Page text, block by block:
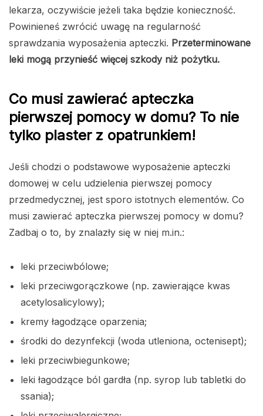
lekarza, oczywiście jeżeli taka będzie konieczność.
Powinieneś zwrócić uwagę na regularność
sprawdzania wyposażenia apteczki. Przeterminowane
leki mogą przynieść więcej szkody niż pożytku.
Co musi zawierać apteczka
pierwszej pomocy w domu? To nie
tylko plaster z opatrunkiem!
Jeśli chodzi o podstawowe wyposażenie apteczki
domowej w celu udzielenia pierwszej pomocy
przedmedycznej, jest sporo istotnych elementów. Co
musi zawierać apteczka pierwszej pomocy w domu?
Zadbaj o to, by znalazły się w niej m.in.:
leki przeciwbólowe;
leki przeciwgorączkowe (np. zawierające kwas
acetylosalicylowy);
kremy łagodzące oparzenia;
środki do dezynfekcji (woda utleniona, octenisept);
leki przeciwbiegunkowe;
leki łagodzące ból gardła (np. syrop lub tabletki do
ssania);